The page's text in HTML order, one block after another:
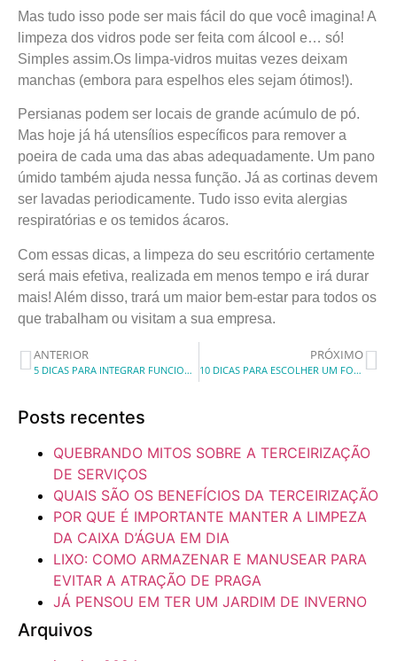
Posts recentes
QUEBRANDO MITOS SOBRE A TERCEIRIZAÇÃO
DE SERVIÇOS
QUAIS SÃO OS BENEFÍCIOS DA TERCEIRIZAÇÃO
POR QUE É IMPORTANTE MANTER A LIMPEZA
DA CAIXA D’ÁGUA EM DIA
LIXO: COMO ARMAZENAR E MANUSEAR PARA
EVITAR A ATRAÇÃO DE PRAGA
JÁ PENSOU EM TER UM JARDIM DE INVERNO
Arquivos
Mas tudo isso pode ser mais fácil do que você imagina! A
limpeza dos vidros pode ser feita com álcool e… só!
Simples assim.Os limpa-vidros muitas vezes deixam
manchas (embora para espelhos eles sejam ótimos!).
Persianas podem ser locais de grande acúmulo de pó.
Mas hoje já há utensílios específicos para remover a
poeira de cada uma das abas adequadamente. Um pano
úmido também ajuda nessa função. Já as cortinas devem
ser lavadas periodicamente. Tudo isso evita alergias
respiratórias e os temidos ácaros.
Com essas dicas, a limpeza do seu escritório certamente
será mais efetiva, realizada em menos tempo e irá durar
mais! Além disso, trará um maior bem-estar para todos os
que trabalham ou visitam a sua empresa.
ANTERIOR
5 DICAS PARA INTEGRAR FUNCIONÁRIOS PRÓPRIOS E TERCEIRIZADOS
PRÓXIMO
10 DICAS PARA ESCOLHER UM FORNECEDOR PARA SUA EMPRESA